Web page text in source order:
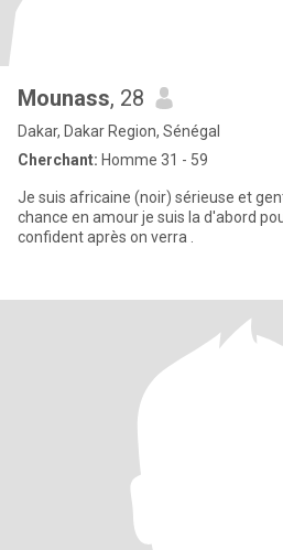
Mounass, 28
Dakar, Dakar Region, Sénégal
Cherchant: Homme 31 - 59
Je suis africaine (noir) sérieuse et
chance en amour je suis la d'abord
confident après on verra .